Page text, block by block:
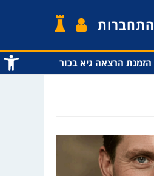
פתח
התחברות
הזמנת הרצאה גיא בכור